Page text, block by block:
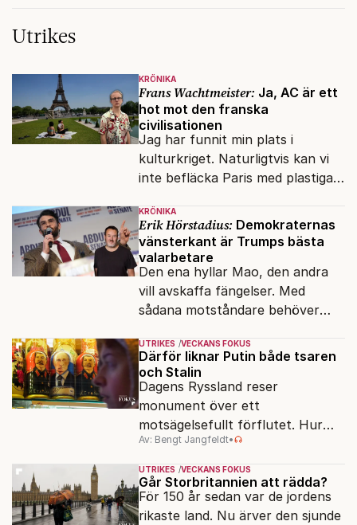
Utrikes
KRÖNIKA
Frans Wachtmeister: Ja, AC är ett
hot mot den franska
civilisationen
Jag har funnit min plats i
kulturkriget. Naturligtvis kan vi
inte befläcka Paris med plastiga
KRÖNIKA
Erik Hörstadius: Demokraternas
vänsterkant är Trumps bästa
valarbetare
Den ena hyllar Mao, den andra
vill avskaffa fängelser. Med
sådana motståndare behöver
vänner.
UTRIKES VECKANS FOKUS
Därför liknar Putin både tsaren
och Stalin
Dagens Ryssland reser
monument över ett
motsägelsefullt förflutet. Hur
kunde två revolutioner förändra
hela samhället – utan att rubba
den ryska statsidén?
Av: Bengt Jangfeldt•
UTRIKES VECKANS FOKUS
Går Storbritannien att rädda?
För 150 år sedan var de jordens
rikaste land. Nu ärver den sjunde